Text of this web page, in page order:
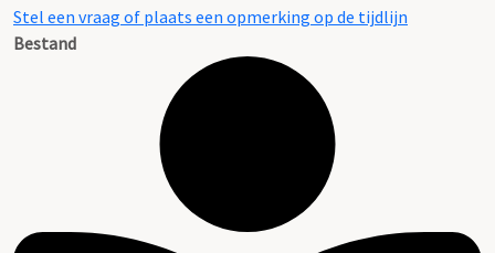
Stel een vraag of plaats een opmerking op de tijdlijn
Bestand